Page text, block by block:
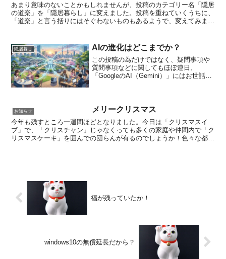
あまり意味のないことかもしれませんが、投稿のカテゴリー名「隠居
の道楽」を「隠居暮らし」に変えました。投稿を重ねていくうちに、
「道楽」と言う括りにはそぐわないものもあるようで、変えてみまし
隠居暮し AIの進化はどこまでか？
この投稿の為だけではなく、疑問事項や
質問事項などに関してもほぼ連日、
「GoogleのAI（Gemini）」にはお世話に
そこで、「Go...
お知らせ メリークリスマス
今年も残すところ一週間ほどとなりました。今日は「クリスマスイ
ブ」で、「クリスチャン」じゃなくっても多くの家庭や仲間内で「ク
リスマスケーキ」を囲んでの団らんが有るのでしょうか！色々な都合
福が残っていたか！
windows10の無償延長だから？